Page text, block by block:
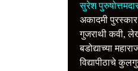
सुरेश
अकादमी
गुजराथी कवी,
बडोद्याच्या
विद्यापीठाचे